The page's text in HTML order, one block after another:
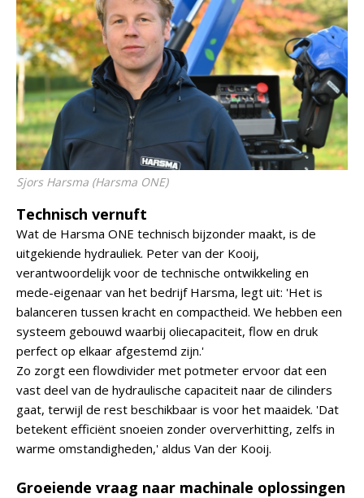
Sjors Harsma (Harsma ONE)
Technisch vernuft
Wat de Harsma ONE technisch bijzonder maakt, is de
uitgekiende hydrauliek. Peter van der Kooij,
verantwoordelijk voor de technische ontwikkeling en
mede-eigenaar van het bedrijf Harsma, legt uit: 'Het is
balanceren tussen kracht en compactheid. We hebben een
systeem gebouwd waarbij oliecapaciteit, flow en druk
perfect op elkaar afgestemd zijn.'
Zo zorgt een flowdivider met potmeter ervoor dat een
vast deel van de hydraulische capaciteit naar de cilinders
gaat, terwijl de rest beschikbaar is voor het maaidek. 'Dat
betekent efficiënt snoeien zonder oververhitting, zelfs in
warme omstandigheden,' aldus Van der Kooij.
Groeiende vraag naar machinale oplossingen